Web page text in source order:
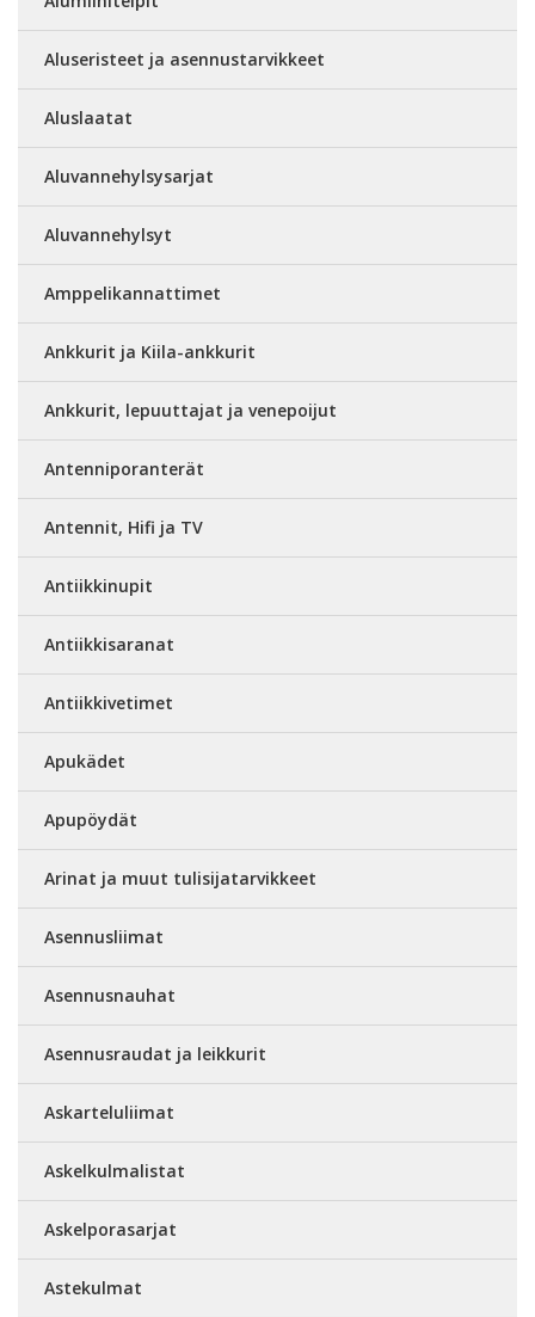
Aluseristeet ja asennustarvikkeet
Aluslaatat
Aluvannehylsysarjat
Aluvannehylsyt
Amppelikannattimet
Ankkurit ja Kiila-ankkurit
Ankkurit, lepuuttajat ja venepoijut
Antenniporanterät
Antennit, Hifi ja TV
Antiikkinupit
Antiikkisaranat
Antiikkivetimet
Apukädet
Apupöydät
Arinat ja muut tulisijatarvikkeet
Asennusliimat
Asennusnauhat
Asennusraudat ja leikkurit
Askarteluliimat
Askelkulmalistat
Askelporasarjat
Astekulmat